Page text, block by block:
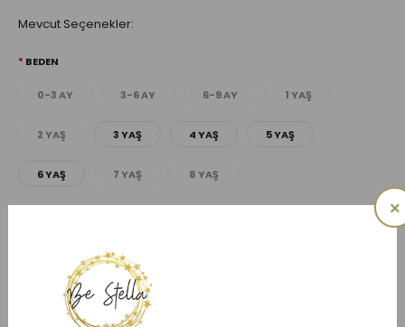
×
Mevcut Seçenekler:
BEDEN
0-3 AY 3-6 AY 6-9 AY 1 YAŞ
2 YAŞ 3 YAŞ 4 YAŞ 5 YAŞ
6 YAŞ 7 YAŞ 8 YAŞ